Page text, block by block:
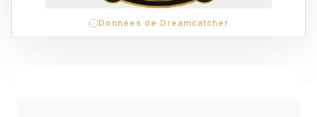
Données de Dreamcatcher